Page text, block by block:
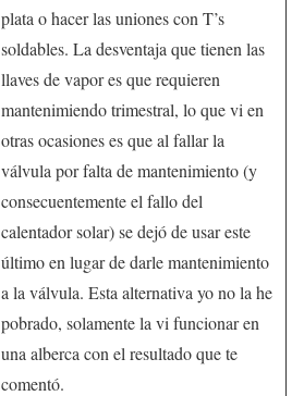
plata o hacer las uniones con T’s
soldables. La desventaja que tienen las
llaves de vapor es que requieren
mantenimiendo trimestral, lo que vi en
otras ocasiones es que al fallar la
válvula por falta de mantenimiento (y
consecuentemente el fallo del
calentador solar) se dejó de usar este
último en lugar de darle mantenimiento
a la válvula. Esta alternativa yo no la he
pobrado, solamente la vi funcionar en
una alberca con el resultado que te
comentó.